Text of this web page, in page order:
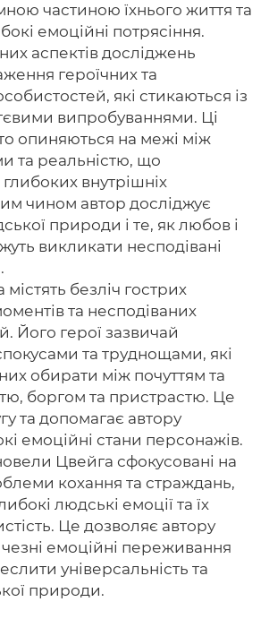
частиною їхнього життя та
емоційні потрясіння.
аспектів досліджень
героїчних та
які стикаються із
випробуваннями. Ці
опиняються на межі між
та реальністю, що
внутрішніх
чином автор досліджує
природи і те, як любов і
викликати несподівані
безліч гострих
та несподіваних
Його герої зазвичай
та труднощами, які
обирати між почуттям та
боргом та пристрастю. Це
та допомагає автору
емоційні стани персонажів.
Цвейга сфокусовані на
кохання та страждань,
людські емоції та їх
Це дозволяє автору
емоційні переживання
універсальність та
природи.